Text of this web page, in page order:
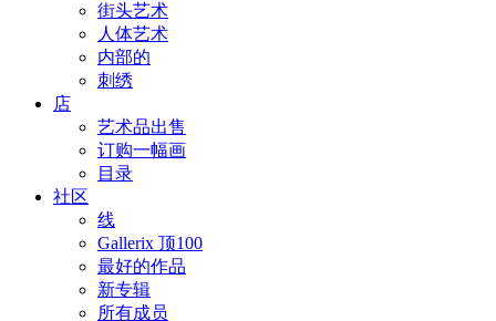
街头艺术
人体艺术
内部的
刺绣
店
艺术品出售
订购一幅画
目录
社区
线
Gallerix 顶100
最好的作品
新专辑
所有成员